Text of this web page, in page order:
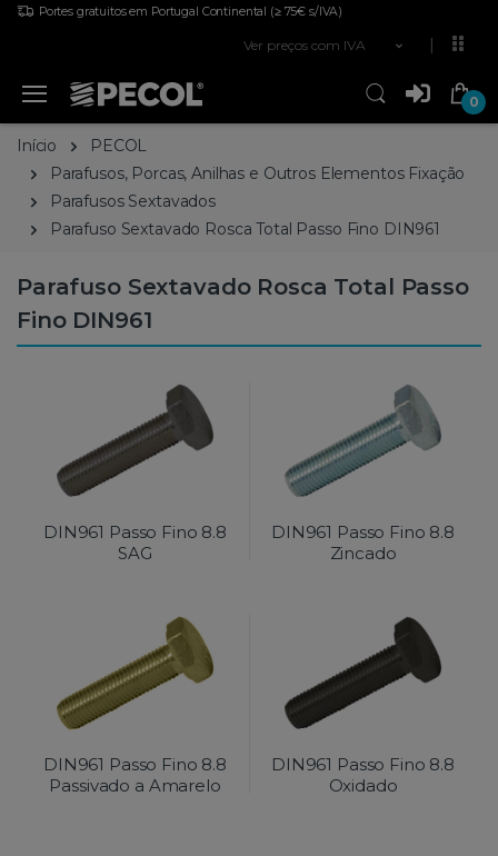
Portes gratuitos em Portugal Continental (≥ 75€ s/IVA)
Ver preços com IVA
0
Início
PECOL
Parafusos, Porcas, Anilhas e Outros Elementos Fixação
Parafusos Sextavados
Parafuso Sextavado Rosca Total Passo Fino DIN961
Parafuso Sextavado Rosca Total Passo
Fino DIN961
DIN961 Passo Fino 8.8
SAG
DIN961 Passo Fino 8.8
Zincado
DIN961 Passo Fino 8.8
Passivado a Amarelo
DIN961 Passo Fino 8.8
Oxidado